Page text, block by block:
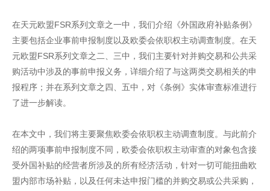
在天元欧盟FSR系列文章之一中，我们介绍《外国政府补贴条例》
主要包括企业事前申报制度以及欧委会依职权主动调查制度。在天
元欧盟FSR系列文章之二、三中，我们主要针对并购交易和公共采
购活动中涉及的事前申报义务，详细介绍了与这两类交易相关的申
报程序；并在系列文章之四、五中，对《条例》实体审查标准进行
了进一步解读。
在本文中，我们将主要聚焦欧委会依职权主动调查制度。与此前介
绍的两项事前申报制度不同，欧委会依职权主动审查的对象包含接
受外国补贴的经营者所涉及的所有经济活动，针对一切可能扭曲欧
盟内部市场补贴，以及任何未达申报门槛的并购交易或公共采购，